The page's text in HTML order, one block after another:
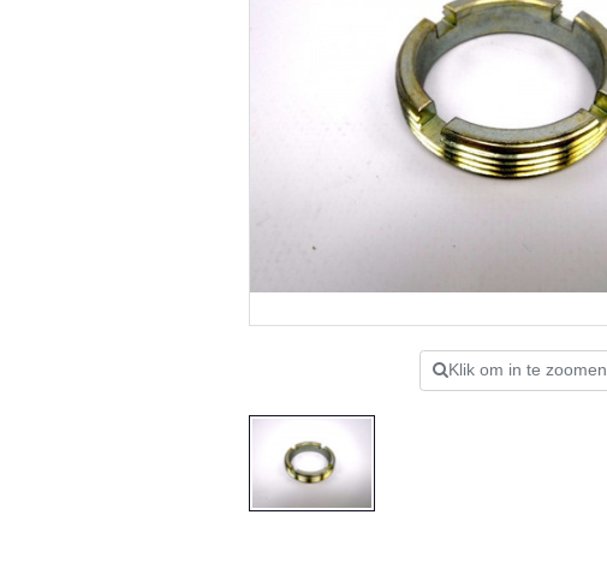
Klik om in te zoomen